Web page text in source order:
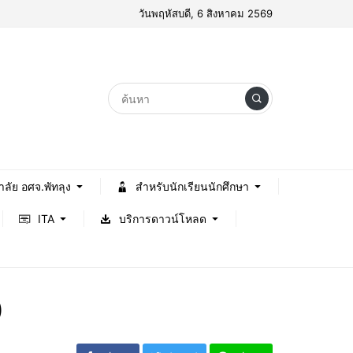
วันพฤหัสบดี, 6 สิงหาคม 2569
ลัย อศจ.พัทลุง สำหรับนักเรียนนักศึกษา
ITA บริการดาวน์โหลด